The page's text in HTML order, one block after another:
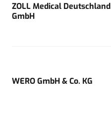
ZOLL Medical Deutschland
GmbH
WERO GmbH & Co. KG